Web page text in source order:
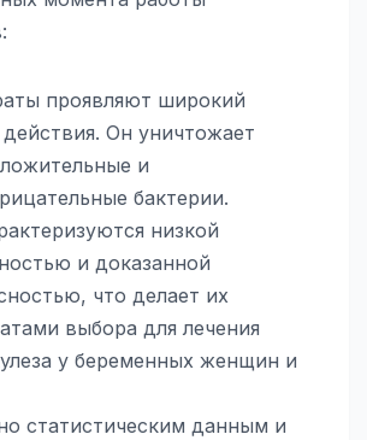
проявляют широкий
Он уничтожает
и
бактерии.
низкой
и доказанной
что делает их
выбора для лечения
у беременных женщин и
статистическим данным и